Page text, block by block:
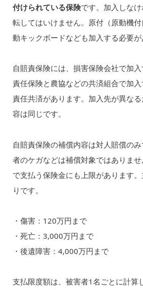
付けられている保険です。加入しな
転してはいけません。原付（原動機
動キックボードなども加入する必要が
自賠責保険には、損害保険会社で加
責任保険と農協などの共済組合で加
責任共済があります。加入先が異な
容は同じです。
自賠責保険の補償内容は対人賠償の
者のケガなどは補償対象ではありま
で支払う保険金にも上限があります
りです。
・傷害：120万円まで
・死亡：3,000万円まで
・後遺障害：4,000万円まで
支払限度額は、被害者1名ごとに計算